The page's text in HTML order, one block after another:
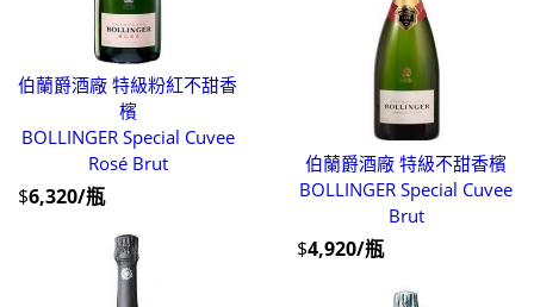
伯蘭爵酒廠 特級粉紅不甜香
檳
BOLLINGER Special Cuvee
Rosé Brut
$6,320/瓶
伯蘭爵酒廠 特級不甜香檳
BOLLINGER Special Cuvee
Brut
$4,920/瓶